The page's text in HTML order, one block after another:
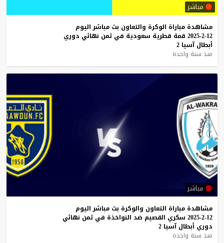
مباشر
مشاهدة مباراة الوكرة والتعاون بث مباشر اليوم
12-2-2025
قمة قطرية سعودية في ثمن نهائي دوري
أبطال آسيا 2
منذ سنة واحدة
مباشر
مشاهدة مباراة التعاون والوكرة بث مباشر اليوم
12-2-2025
سكري القصيم ضد النواخذة في ثمن نهائي
دوري أبطال آسيا 2
منذ سنة واحدة